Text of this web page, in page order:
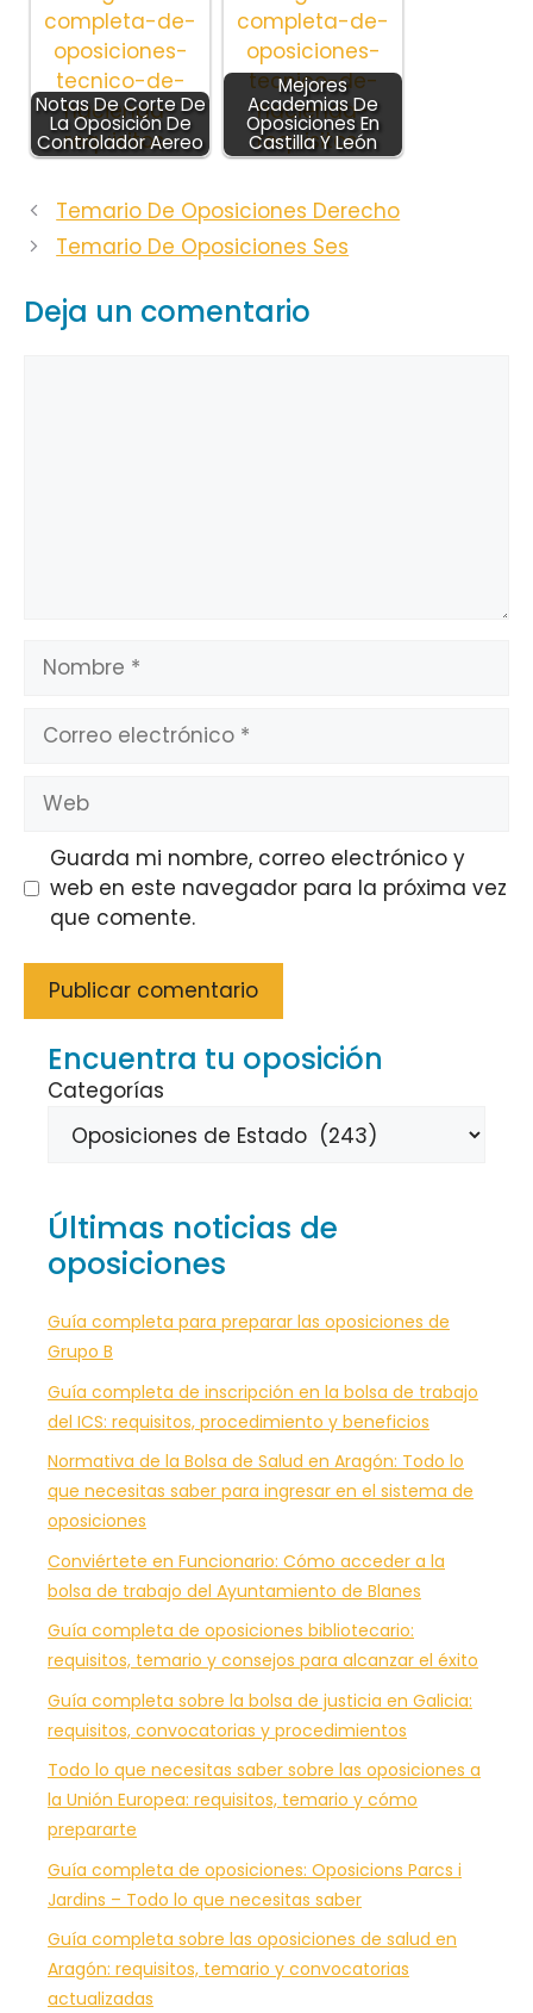
Notas De Corte De
La Oposición De
Controlador Aereo
Mejores
Academias De
Oposiciones En
Castilla Y León
Temario De Oposiciones Derecho
Temario De Oposiciones Ses
Deja un comentario
Nombre
Correo
electrónico
Web
Guarda mi nombre, correo electrónico y
web en este navegador para la próxima vez
que comente.
Encuentra tu oposición
Categorías
Últimas noticias de
oposiciones
Guía completa para preparar las oposiciones de
Grupo B
Guía completa de inscripción en la bolsa de trabajo
del ICS: requisitos, procedimiento y beneficios
Normativa de la Bolsa de Salud en Aragón: Todo lo
que necesitas saber para ingresar en el sistema de
oposiciones
Conviértete en Funcionario: Cómo acceder a la
bolsa de trabajo del Ayuntamiento de Blanes
Guía completa de oposiciones bibliotecario:
requisitos, temario y consejos para alcanzar el éxito
Guía completa sobre la bolsa de justicia en Galicia:
requisitos, convocatorias y procedimientos
Todo lo que necesitas saber sobre las oposiciones a
la Unión Europea: requisitos, temario y cómo
prepararte
Guía completa de oposiciones: Oposicions Parcs i
Jardins – Todo lo que necesitas saber
Guía completa sobre las oposiciones de salud en
Aragón: requisitos, temario y convocatorias
actualizadas